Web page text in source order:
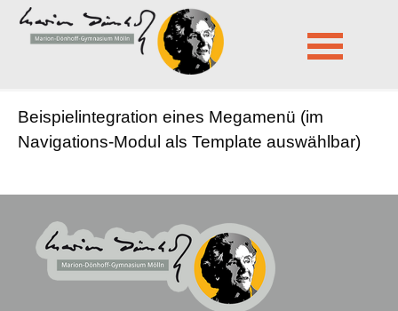
überspringen
Marion-Dönhoff-Gymnasium Mölln
Beispielintegration eines Megamenü (im
Navigations-Modul als Template auswählbar)